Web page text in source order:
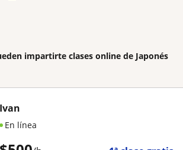
impartirte clases online de Japonés
Ivan
En línea